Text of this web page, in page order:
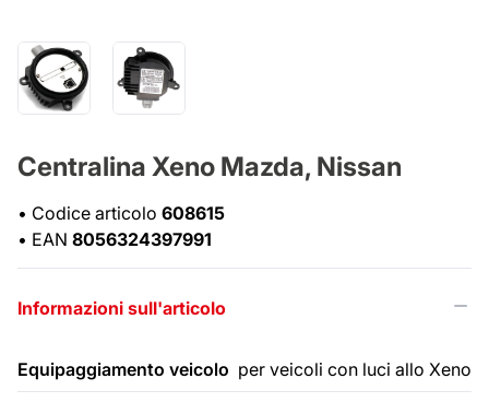
Centralina Xeno Mazda, Nissan
• Codice articolo 608615
• EAN 8056324397991
Informazioni sull'articolo
Equipaggiamento veicolo per veicoli con luci allo Xeno